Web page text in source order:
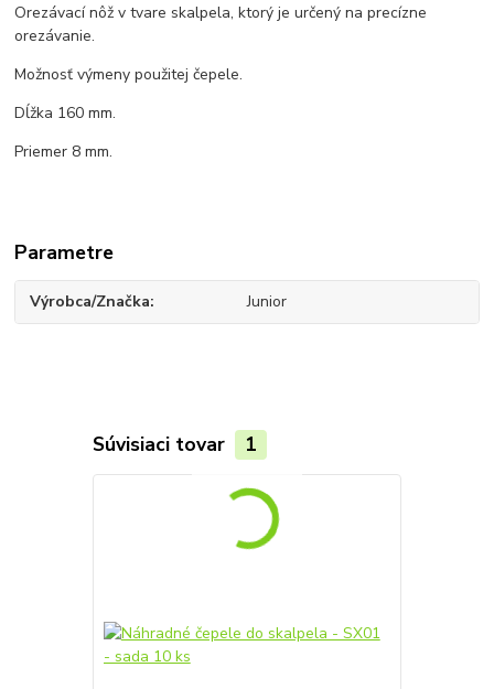
Orezávací nôž v tvare skalpela, ktorý je určený na precízne
orezávanie.
Možnosť výmeny použitej čepele.
Dĺžka 160 mm.
Priemer 8 mm.
Parametre
Výrobca/Značka Junior
Súvisiaci tovar 1